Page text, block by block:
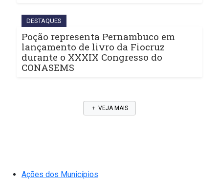
DESTAQUES
Poção representa Pernambuco em
lançamento de livro da Fiocruz
durante o XXXIX Congresso do
CONASEMS
VEJA MAIS
Ações dos Municípios